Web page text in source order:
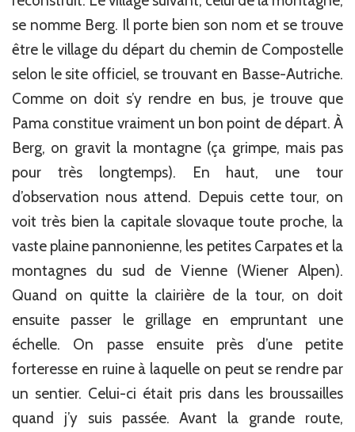
se nomme Berg. Il porte bien son nom et se trouve
être le village du départ du chemin de Compostelle
selon le site officiel, se trouvant en Basse-Autriche.
Comme on doit s’y rendre en bus, je trouve que
Pama constitue vraiment un bon point de départ. À
Berg, on gravit la montagne (ça grimpe, mais pas
pour très longtemps). En haut, une tour
d’observation nous attend. Depuis cette tour, on
voit très bien la capitale slovaque toute proche, la
vaste plaine pannonienne, les petites Carpates et la
montagnes du sud de Vienne (Wiener Alpen).
Quand on quitte la clairière de la tour, on doit
ensuite passer le grillage en empruntant une
échelle. On passe ensuite près d’une petite
forteresse en ruine à laquelle on peut se rendre par
un sentier. Celui-ci était pris dans les broussailles
quand j’y suis passée. Avant la grande route,